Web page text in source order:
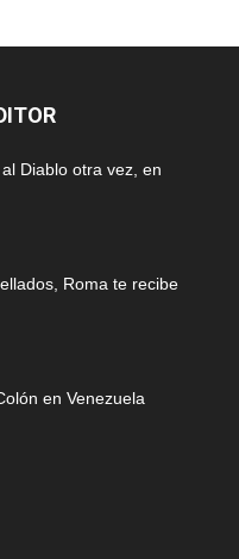
Diablo otra vez, en
Roma te recibe
en Venezuela